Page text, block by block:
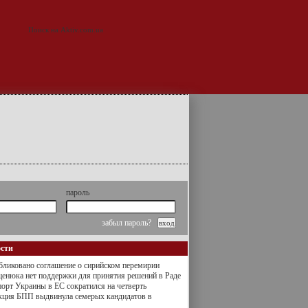
пароль
забыл пароль?
соглашение о сирийском перемирии
нет поддержки для принятия решений в Раде
Украины в ЕС сократился на четверть
БПП выдвинула семерых кандидатов в